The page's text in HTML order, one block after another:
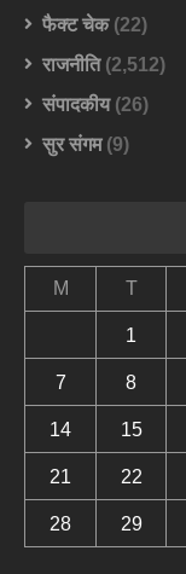
फैक्ट चेक(22)
राजनीति(2,512)
संपादकीय(26)
सुर संगम(9)
M T
1
7 8
14 15
21 22
28 29